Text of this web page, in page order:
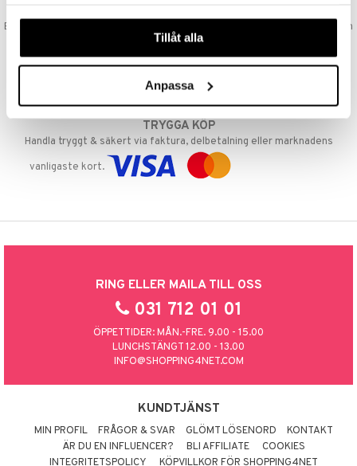
våra cookies vid fortsatt användande av vår webbplats.
Tillåt alla
Anpassa
Beställningar lagda före 14:00 (gäller varor i lager) skickas normalt ut från
oss samma dag.
GODKÄND AV LÄKEMEDELSVERKET
EU-logotypen är symbolen som visar att vi är godkända av
TRYGGA KÖP
Handla tryggt & säkert via faktura, delbetalning eller marknadens
vanligaste kort.
RING ELLER MAILA TILL OSS
031 712 01 01
ÖPPETTIDER: MÅN.-FRE. 9.00 - 15.00
LUNCHSTÄNGT 12.00 - 13.00
INFO@SHOPPING4NET.COM
KUNDTJÄNST
MIN PROFIL FRÅGOR & SVAR GLÖMT LÖSENORD
KONTAKT
ÄR DU EN INFLUENCER?
BLI AFFILIATE
COOKIES
INTEGRITETSPOLICY
KÖPVILLKOR FÖR SHOPPING4NET